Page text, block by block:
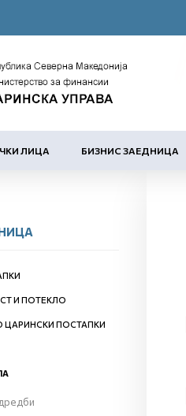
ЛИЦА БИЗНИС ЗАЕДНИЦА
И ПОТЕКЛО
ЦАРИНСКИ ПОСТАПКИ